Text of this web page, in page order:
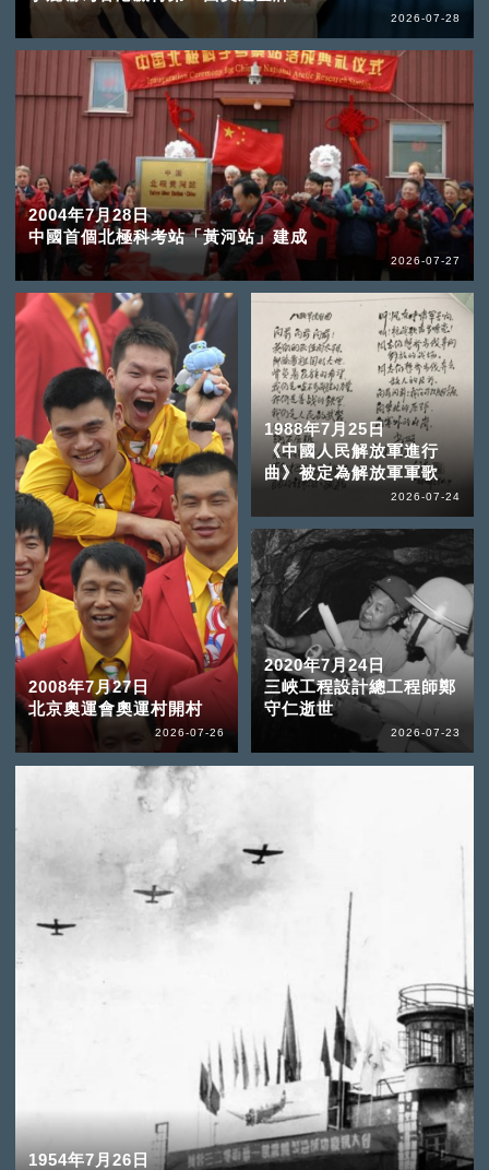
2026-07-28
2004年7月28日
中國首個北極科考站「黃河站」建成
2026-07-27
2008年7月27日
北京奧運會奧運村開村
2026-07-26
1954年7月26日
1988年7月25日
《中國人民解放軍進行
曲》被定為解放軍軍歌
2026-07-24
2020年7月24日
三峽工程設計總工程師鄭
守仁逝世
2026-07-23